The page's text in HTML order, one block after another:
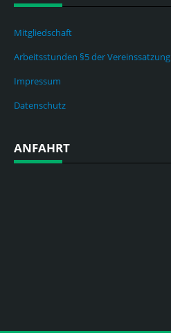
Mitgliedschaft
Arbeitsstunden §5 der Vereinssatzung
Impressum
Datenschutz
ANFAHRT